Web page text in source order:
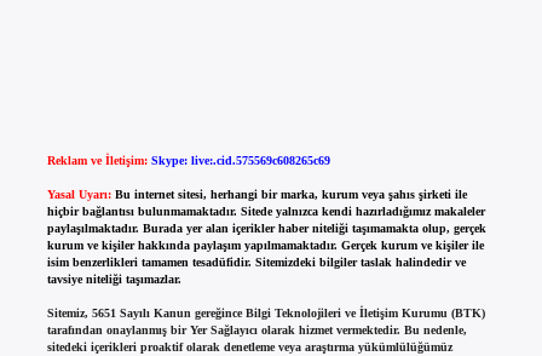
Reklam ve İletişim: Skype: live:.cid.575569c608265c69
Yasal Uyarı: Bu internet sitesi, herhangi bir marka, kurum veya şahıs şirketi ile
hiçbir bağlantısı bulunmamaktadır. Sitede yalnızca kendi hazırladığımız makaleler
paylaşılmaktadır. Burada yer alan içerikler haber niteliği taşımamakta olup, gerçek
kurum ve kişiler hakkında paylaşım yapılmamaktadır. Gerçek kurum ve kişiler ile
isim benzerlikleri tamamen tesadüfidir. Sitemizdeki bilgiler taslak halindedir ve
tavsiye niteliği taşımazlar.
Sitemiz, 5651 Sayılı Kanun gereğince Bilgi Teknolojileri ve İletişim Kurumu (BTK)
tarafından onaylanmış bir Yer Sağlayıcı olarak hizmet vermektedir. Bu nedenle,
sitedeki içerikleri proaktif olarak denetleme veya araştırma yükümlülüğümüz